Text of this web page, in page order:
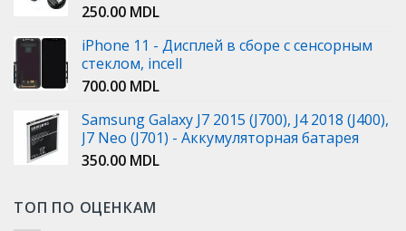
250.00 MDL
iPhone 11 - Дисплей в сборе с сенсорным
стеклом, incell
700.00 MDL
Samsung Galaxy J7 2015 (J700), J4 2018 (J400),
J7 Neo (J701) - Аккумуляторная батарея
350.00 MDL
ТОП ПО ОЦЕНКАМ